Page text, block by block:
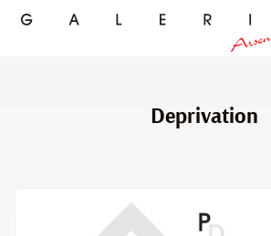
Deprivation